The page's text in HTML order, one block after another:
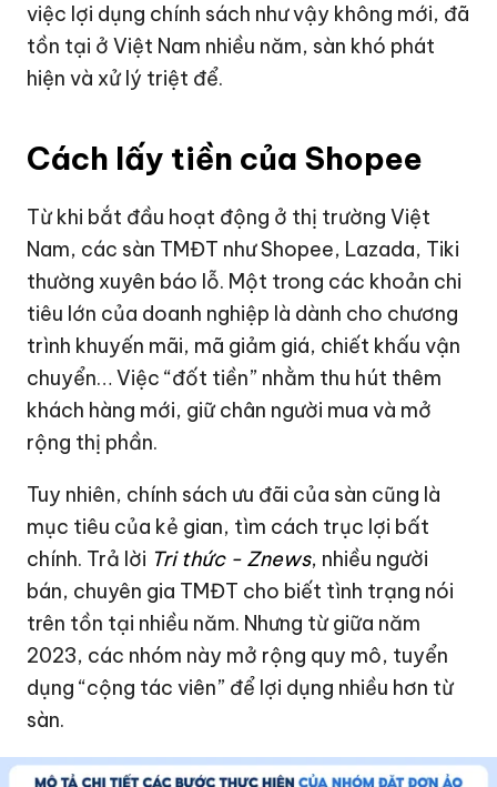
việc lợi dụng chính sách như vậy không mới, đã
tồn tại ở Việt Nam nhiều năm, sàn khó phát
hiện và xử lý triệt để.
Cách lấy tiền của Shopee
Từ khi bắt đầu hoạt động ở thị trường Việt
Nam, các sàn TMĐT như Shopee, Lazada, Tiki
thường xuyên báo lỗ. Một trong các khoản chi
tiêu lớn của doanh nghiệp là dành cho chương
trình khuyến mãi, mã giảm giá, chiết khấu vận
chuyển… Việc “đốt tiền” nhằm thu hút thêm
khách hàng mới, giữ chân người mua và mở
rộng thị phần.
Tuy nhiên, chính sách ưu đãi của sàn cũng là
mục tiêu của kẻ gian, tìm cách trục lợi bất
chính. Trả lời Tri thức - Znews, nhiều người
bán, chuyên gia TMĐT cho biết tình trạng nói
trên tồn tại nhiều năm. Nhưng từ giữa năm
2023, các nhóm này mở rộng quy mô, tuyển
dụng “cộng tác viên” để lợi dụng nhiều hơn từ
sàn.